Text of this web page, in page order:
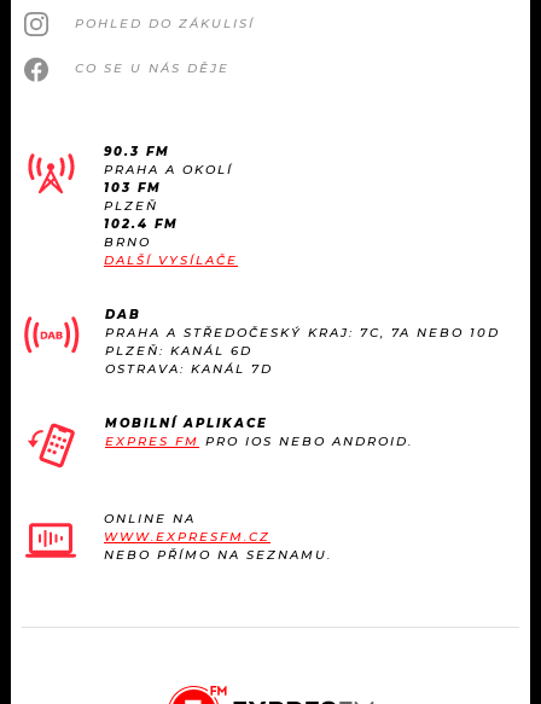
POHLED DO ZÁKULISÍ
CO SE U NÁS DĚJE
90.3 FM
PRAHA A OKOLÍ
103 FM
PLZEŇ
102.4 FM
BRNO
DALŠÍ VYSÍLAČE
DAB
PRAHA A STŘEDOČESKÝ KRAJ: 7C, 7A NEBO 10D
PLZEŇ: KANÁL 6D
OSTRAVA: KANÁL 7D
MOBILNÍ APLIKACE
EXPRES FM PRO IOS NEBO ANDROID.
ONLINE NA
WWW.EXPRESFM.CZ
NEBO PŘÍMO NA SEZNAMU.